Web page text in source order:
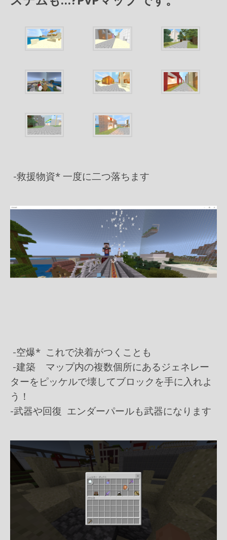
b
o
o
n
a
er
-救援物資* 一度に二つ落ちます
-空爆* これで決着がつくことも
-建築 マップ内の複数個所にあるジェネレー
ターをピッケルで壊してブロックを手に入れよ
う！
-武器や回復 エンダーパールも武器になります